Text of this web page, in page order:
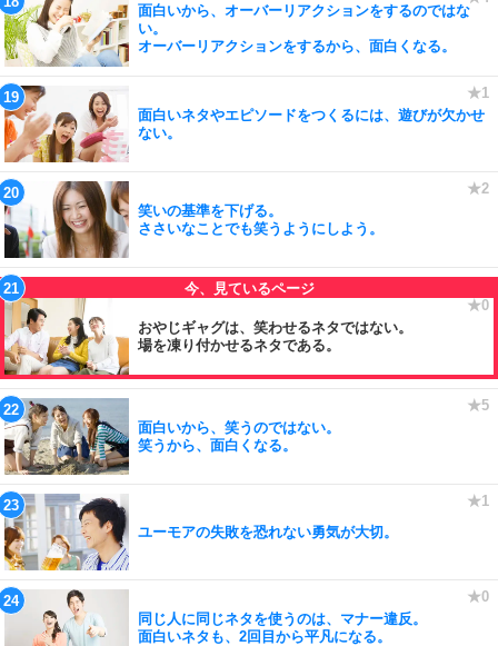
面白いから、オーバーリアクションをするのではな
い。
オーバーリアクションをするから、面白くなる。
面白いネタやエピソードをつくるには、遊びが欠かせ
ない。
笑いの基準を下げる。
ささいなことでも笑うようにしよう。
おやじギャグは、笑わせるネタではない。
場を凍り付かせるネタである。
面白いから、笑うのではない。
笑うから、面白くなる。
ユーモアの失敗を恐れない勇気が大切。
同じ人に同じネタを使うのは、マナー違反。
面白いネタも、2回目から平凡になる。